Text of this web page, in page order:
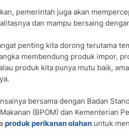
pemerintah juga akan
dan mampu bersaing
penting kita dorong terutama
membendung produk impor,
produk kita punya mutu baik,
bersama dengan Badan
(BPOM) dan Kementerian
produk perikanan olahan untuk